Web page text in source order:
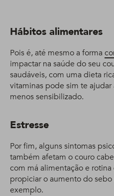
Hábitos alimentares
Pois é, até mesmo a forma
impactar na saúde do seu
saudáveis, com uma dieta
vitaminas pode sim te
menos sensibilizado.
Estresse
Por fim, alguns sintomas
também afetam o couro
com má alimentação e
propiciar o aumento do
exemplo.